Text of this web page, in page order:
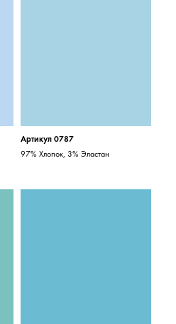
Артикул 0787
97% Хлопок, 3% Эластан